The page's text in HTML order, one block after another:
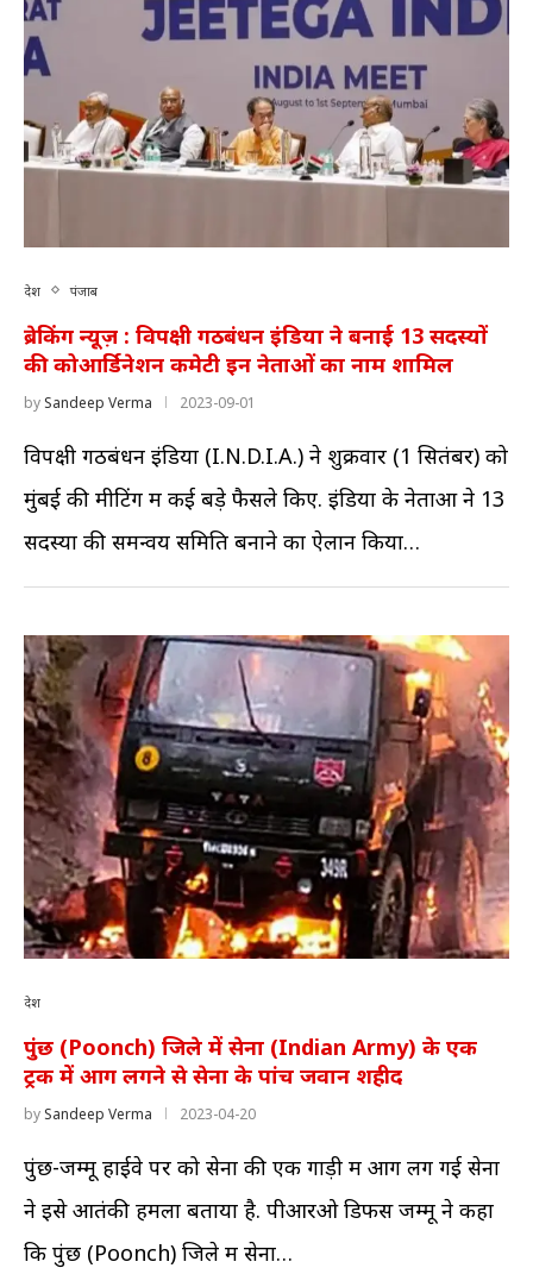
देश पंजाब
ब्रेकिंग न्यूज़ : विपक्षी गठबंधन इंडिया ने बनाई 13 सदस्यों
की कोआर्डिनेशन कमेटी इन नेताओं का नाम शामिल
by Sandeep Verma 2023-09-01
विपक्षी गठबंधन इंडिया (I.N.D.I.A.) ने शुक्रवार (1 सितंबर) को
मुंबई की मीटिंग में कई बड़े फैसले किए. इंडिया के नेताओं ने 13
सदस्यों की समन्वय समिति बनाने का ऐलान किया…
देश
पुंछ (Poonch) जिले में सेना (Indian Army) के एक
ट्रक में आग लगने से सेना के पांच जवान शहीद
by Sandeep Verma 2023-04-20
पुंछ-जम्मू हाईवे पर को सेना की एक गाड़ी में आग लग गई सेना
ने इसे आतंकी हमला बताया है. पीआरओ डिफेंस जम्मू ने कहा
कि पुंछ (Poonch) जिले में सेना…